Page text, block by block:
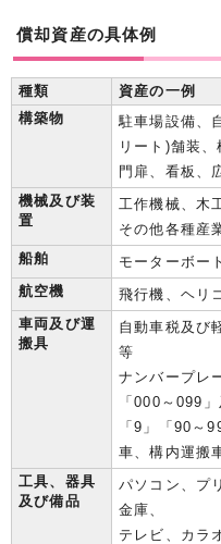
償却資産の具体例
種類
資産の一例
構築物
駐車場設備、
リート)舗装、
門扉、看板、
機械及び装
置
工作機械、木
その他各種産
船舶
モーターボー
航空機
飛行機、ヘリ
車両及び運
搬具
自動車税及び
等
ナンバープレ
「000～099
「9」「90～
車、構内運搬
工具、器具
及び備品
パソコン、プ
金庫、
テレビ、カラ